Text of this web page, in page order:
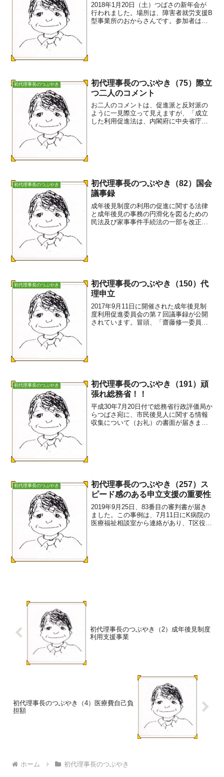
2018年1月20日（土）つばさの新年会が
行われました。場所は、障害者就労支援B
型事業所のおからさんです。参加者は、
初代理事長のつぶやき
初代理事長のつぶやき（75）際立
つ二人のコメント
お二人のコメントは、促進派と反対派の
ように一見際立って見えますが、「成立
した利用促進法は、内閣府に中央省庁を
初代理事長のつぶやき
初代理事長のつぶやき（82）国会
議事録
成年後見制度の利用の促進に関する法律
と成年後見の事務の円滑化を図るための
民法及び家事事件手続法の一部を改正す
初代理事長のつぶやき
初代理事長のつぶやき（150）代
理申立
2017年9月11日に開催された成年後見制
度利用促進委員会の第７回議事録が公開
されています。冒頭、「齋藤修一委員が
初代理事長のつぶやき
初代理事長のつぶやき（191）頑
張れ総務省！！
平成30年7月20日付で総務省行政評価局か
らつばさ宛に、市民後見人に関する情報
収集について（お礼）の書面が届きまし
初代理事長のつぶやき
初代理事長のつぶやき（257）ス
ピード感のある申立支援の重要性
2019年9月25日、83番目の審判書が届き
ました。この事例は、7月11日にK病院の
医療福祉相談室から連絡があり、T区役所
初代理事長のつぶやき（2）成年後見制度
利用支援事業
初代理事長のつぶやき（4）医療費自己負
担額
ホーム 初代理事長のつぶやき